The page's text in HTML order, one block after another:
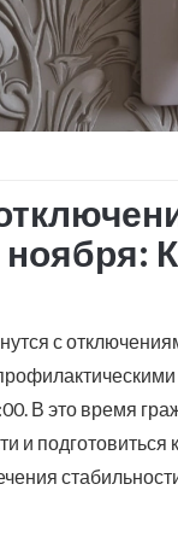
с
В это время
и подготовиться